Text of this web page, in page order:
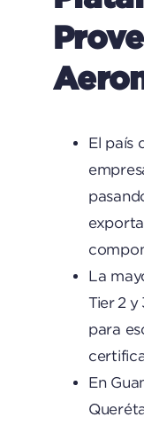
El país
La
Tier 2
para
En